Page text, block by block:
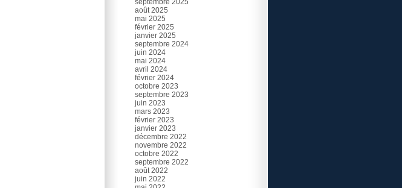
septembre 2025
août 2025
mai 2025
février 2025
janvier 2025
septembre 2024
juin 2024
mai 2024
avril 2024
février 2024
octobre 2023
septembre 2023
juin 2023
mars 2023
février 2023
janvier 2023
décembre 2022
novembre 2022
octobre 2022
septembre 2022
août 2022
juin 2022